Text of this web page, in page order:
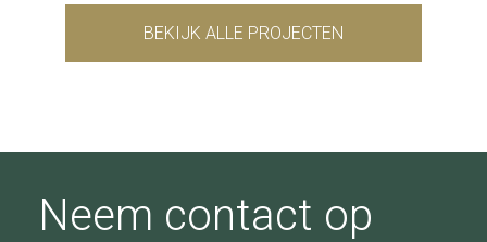
BEKIJK ALLE PROJECTEN
Neem contact op